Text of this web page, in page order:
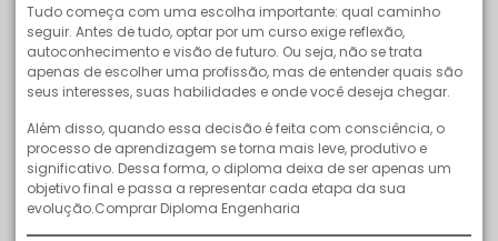
Tudo começa com uma escolha importante: qual caminho
seguir. Antes de tudo, optar por um curso exige reflexão,
autoconhecimento e visão de futuro. Ou seja, não se trata
apenas de escolher uma profissão, mas de entender quais são
seus interesses, suas habilidades e onde você deseja chegar.
Além disso, quando essa decisão é feita com consciência, o
processo de aprendizagem se torna mais leve, produtivo e
significativo. Dessa forma, o diploma deixa de ser apenas um
objetivo final e passa a representar cada etapa da sua
evolução.Comprar Diploma Engenharia